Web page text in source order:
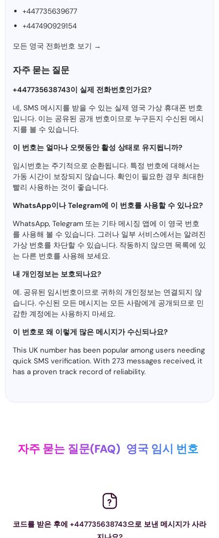
+447735639677
+447490929154
모든 영국 전화번호 보기 →
자주 묻는 질문
+447735638743이 실제 전화번호인가요?
네, SMS 메시지를 받을 수 있는 실제 영국 가상 휴대폰 번호
입니다. 이는 공유된 공개 번호이므로 누구든지 수신된 메시
지를 볼 수 있습니다.
이 번호는 얼마나 오랫동안 활성 상태로 유지됩니까?
임시번호는 주기적으로 순환됩니다. 특정 번호에 대해서는
가동 시간이 보장되지 않습니다. 확인이 필요한 경우 최대한
빨리 사용하는 것이 좋습니다.
WhatsApp이나 Telegram에 이 번호를 사용할 수 있나요?
WhatsApp, Telegram 또는 기타 메시징 앱에 이 영국 번호
를 사용해 볼 수 있습니다. 그러나 일부 서비스에서는 알려진
가상 번호를 차단할 수 있습니다. 작동하지 않으면 목록에 있
는 다른 번호를 사용해 보세요.
내 개인정보는 보호되나요?
예. 공유된 임시번호이므로 귀하의 개인정보는 연결되지 않
습니다. 수신된 모든 메시지는 모든 사람에게 공개되므로 민
감한 계정에는 사용하지 마세요.
이 번호로 왜 이렇게 많은 메시지가 수신되나요?
This UK number has been popular among users needing
quick SMS verification. With 273 messages received, it
has a proven track record of reliability.
자주 묻는 질문(FAQ) 영국 임시 번호
코드를 받은 후에 +447735638743으로 보낸 메시지가 사라